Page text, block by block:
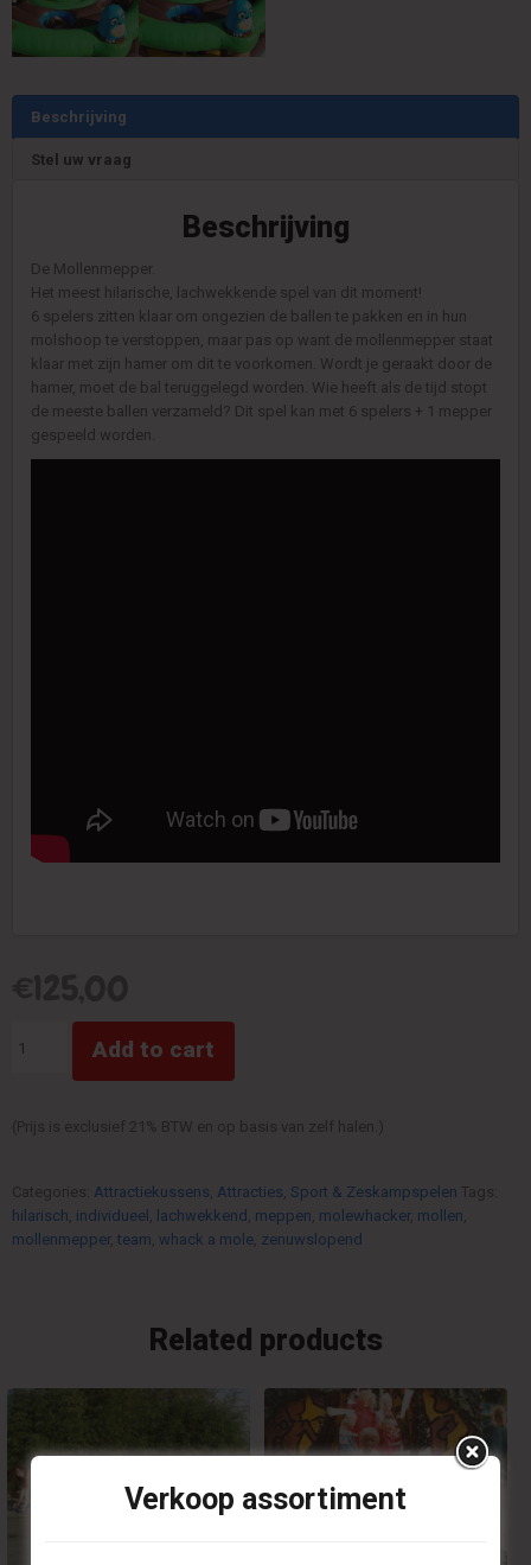
Beschrijving
Stel uw vraag
Beschrijving
De Mollenmepper.
Het meest hilarische, lachwekkende spel van dit moment!
6 spelers zitten klaar om ongezien de ballen te pakken en in hun
molshoop te verstoppen, maar pas op want de mollenmepper staat
klaar met zijn hamer om dit te voorkomen. Wordt je geraakt door de
hamer, moet de bal teruggelegd worden. Wie heeft als de tijd stopt
de meeste ballen verzameld? Dit spel kan met 6 spelers + 1 mepper
gespeeld worden.
AttractiekussenAdd to cart
(Prijs is exclusief 21% BTW en op basis van zelf halen.)
Categories: Attractiekussens, Attracties, Sport & Zeskampspelen Tags:
hilarisch, individueel , lachwekkend , meppen, molewhacker, mollen,
mollenmepper, team, whack a mole, zenuwslopend
Related products
Verkoop assortiment